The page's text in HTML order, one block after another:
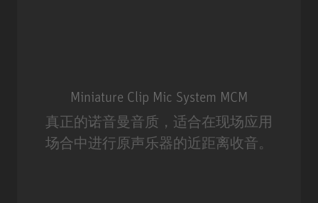
Miniature Clip Mic System MCM
真正的诺音曼音质，适合在现场应用
场合中进行原声乐器的近距离收音。